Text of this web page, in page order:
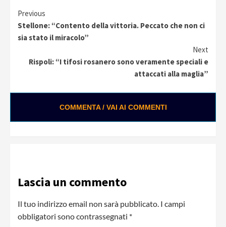
Continue
Reading
Previous
Stellone: “Contento della vittoria. Peccato che non ci
sia stato il miracolo”
Next
Rispoli: “I tifosi rosanero sono veramente speciali e
attaccati alla maglia”
COMMENTA / VAI AI COMMENTI
Lascia un commento
Il tuo indirizzo email non sarà pubblicato. I campi
obbligatori sono contrassegnati *